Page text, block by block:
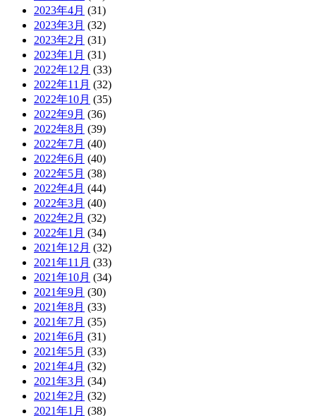
2023年4月 (31)
2023年3月 (32)
2023年2月 (31)
2023年1月 (31)
2022年12月 (33)
2022年11月 (32)
2022年10月 (35)
2022年9月 (36)
2022年8月 (39)
2022年7月 (40)
2022年6月 (40)
2022年5月 (38)
2022年4月 (44)
2022年3月 (40)
2022年2月 (32)
2022年1月 (34)
2021年12月 (32)
2021年11月 (33)
2021年10月 (34)
2021年9月 (30)
2021年8月 (33)
2021年7月 (35)
2021年6月 (31)
2021年5月 (33)
2021年4月 (32)
2021年3月 (34)
2021年2月 (32)
2021年1月 (38)